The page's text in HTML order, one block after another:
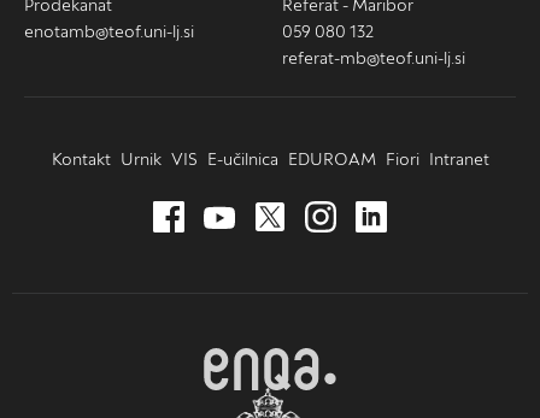
Prodekanat
enotamb@teof.uni-lj.si
Referat - Maribor
059 080 132
referat-mb@teof.uni-lj.si
Kontakt Urnik VIS E-učilnica EDUROAM Fiori Intranet